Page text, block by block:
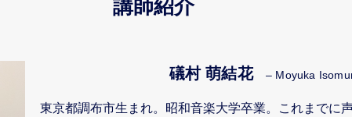
講師紹介
礒村 萌結花 – Moyuka
東京都調布市生まれ。昭和音楽大学卒業。これまでに